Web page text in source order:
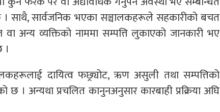
। साथै, सार्वजनिक भएका सञ्चालकहरूले सहकारीको बचत
वा अन्य व्यक्तिको नाममा सम्पत्ति लुकाएको जानकारी भए
दायित्व फछ्र्योट, ऋण असुली तथा सम्पत्तिको
छ । अन्यथा प्रचलित कानुनअनुसार कारबाही प्रक्रिया अघि